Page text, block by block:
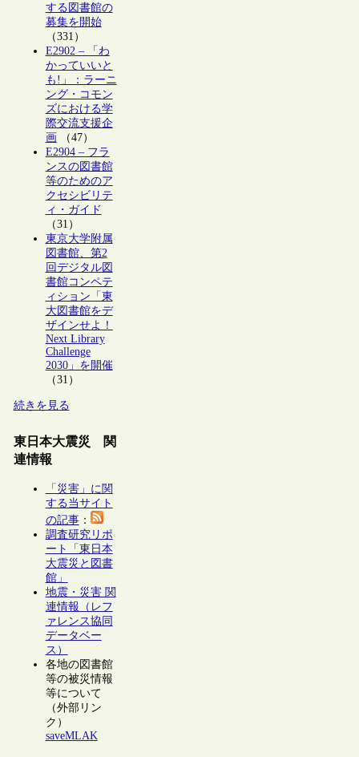
する図書館の
募集を開始
（331）
E2902 – 「わ
かっていいと
も!」：ラーニ
ング・コモン
ズにおける学
際交流支援企
画 （47）
E2904 – フラ
ンスの図書館
等のためのア
クセシビリテ
ィ・ガイド
（31）
東京大学附属
図書館、第2
回デジタル図
書館コンペテ
ィション「東
大図書館をデ
ザインせよ！
Next Library
Challenge
2030」を開催
（31）
続きを見る
東日本大震災 関
連情報
「災害」に関
する当サイト
の記事：
調査研究リポ
ート「東日本
大震災と図書
館」
地震・災害 関
連情報（レフ
ァレンス協同
データベー
ス）
各地の図書館
等の被災情報
等について
（外部リン
ク）
saveMLAK